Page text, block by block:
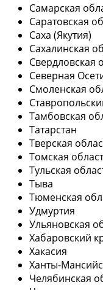
Самарская
Саратовская
Саха (Якутия)
Сахалинская
Свердловская
Северная
Смоленская
Тамбовская
Татарстан
Тверская
Томская
Тульская
Тыва
Тюменская
Удмуртия
Ульяновская
Хабаровский
Хакасия
Ханты-
Челябинская